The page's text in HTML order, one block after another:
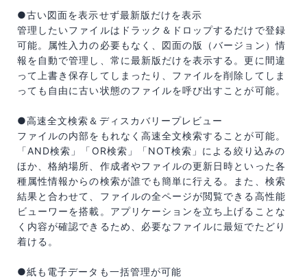
●古い図面を表示せず最新版だけを表示
管理したいファイルはドラック＆ドロップするだけで登録
可能。属性入力の必要もなく、図面の版（バージョン）情
報を自動で管理し、常に最新版だけを表示する。更に間違
って上書き保存してしまったり、ファイルを削除してしま
っても自由に古い状態のファイルを呼び出すことが可能。
●高速全文検索＆ディスカバリープレビュー
ファイルの内部をもれなく高速全文検索することが可能。
「AND検索」「OR検索」「NOT検索」による絞り込みの
ほか、格納場所、作成者やファイルの更新日時といった各
種属性情報からの検索が誰でも簡単に行える。また、検索
結果と合わせて、ファイルの全ページが閲覧できる高性能
ビューワーを搭載。アプリケーションを立ち上げることな
く内容が確認できるため、必要なファイルに最短でたどり
着ける。
●紙も電子データも一括管理が可能